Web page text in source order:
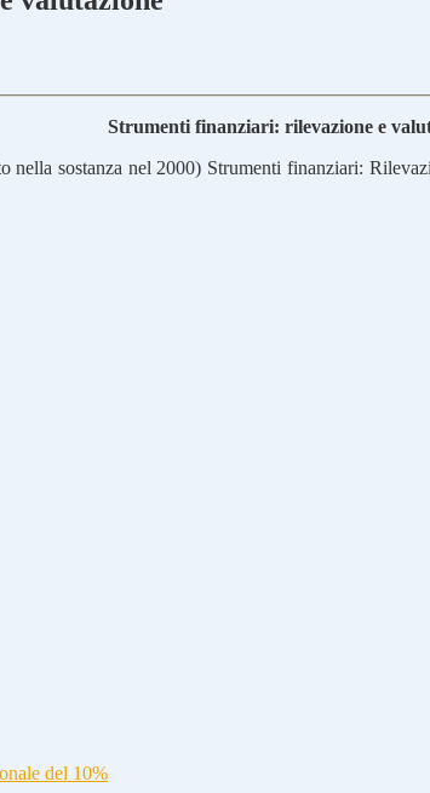
Strumenti finanziari: rilevazione e
sostanza nel 2000) Strumenti finanziari:
del 10%